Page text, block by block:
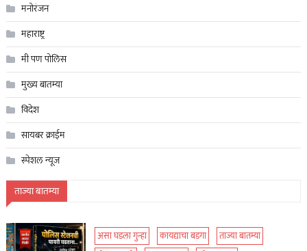
मनोरंजन
महाराष्ट्र
मी पण पोलिस
मुख्य बातम्या
विदेश
सायबर क्राईम
स्पेशल न्यूज
ताज्या बातम्या
असा घडला गुन्हा कायद्याचा बडगा
ताज्या बातम्या